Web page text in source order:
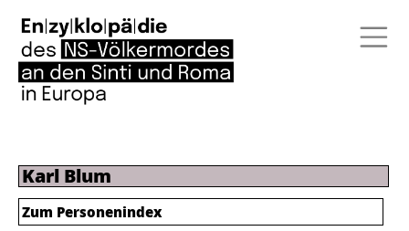
Karl Blum
Zum Personenindex